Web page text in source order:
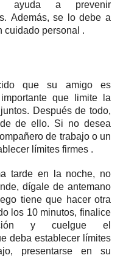
ayuda a prevenir
Además, se lo debe a
cuidado personal .
que su amigo es
que limite la
Después de todo,
de ello. Si no desea
de trabajo o un
límites firmes .
tarde en la noche, no
dígale de antemano
tiene que hacer otra
los 10 minutos, finalice
y cuelgue el
deba establecer límites
presentarse en su